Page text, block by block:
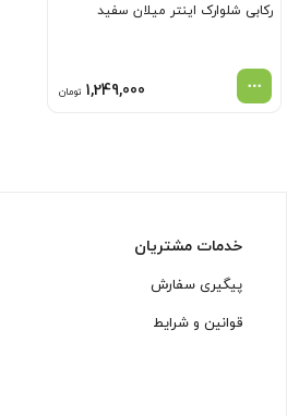
رکابی شلوارک اینتر میلان سفید
1,249,000 تومان
خدمات مشتریان
پیگیری سفارش
قوانین و شرایط